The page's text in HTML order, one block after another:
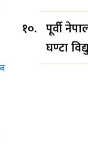
पूर्वी
घण्टा